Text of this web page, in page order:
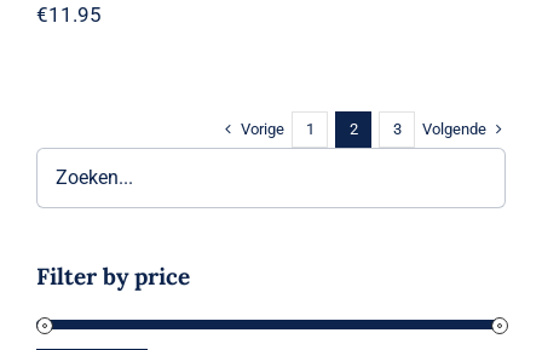
€11.95
Vorige 1 2 3 Volgende
Filter by price